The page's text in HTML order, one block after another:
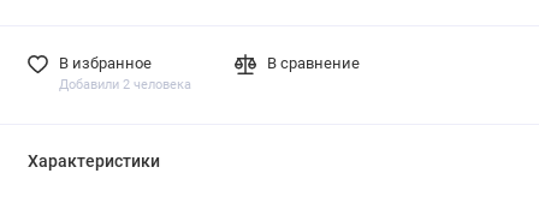
В избранное
Добавили 2 человека
В сравнение
Характеристики